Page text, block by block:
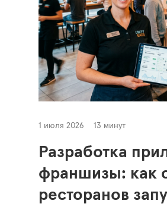
1 июля 2026 13 минут
Разработка
франшизы: как
ресторанов